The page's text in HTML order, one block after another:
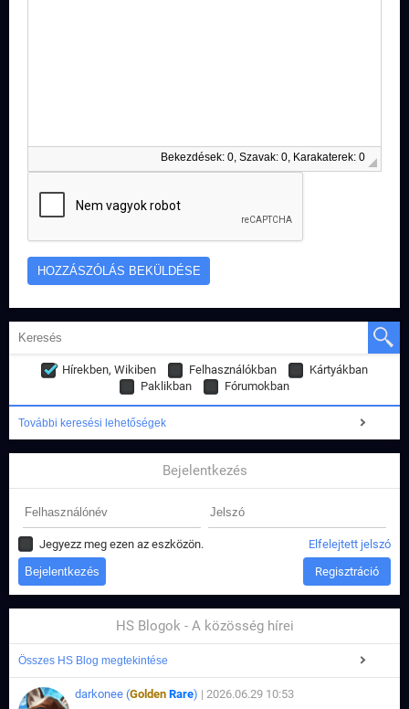
Bekezdések: 0, Szavak: 0, Karakaterek: 0
Hírekben, Wikiben Felhasználókban
Kártyákban
Paklikban
Fórumokban
További keresési lehetőségek
Bejelentkezés
Jegyezz meg ezen az eszközön. Elfelejtett jelszó
Regisztráció
HS Blogok - A közösség hírei
Összes HS Blog megtekintése
darkonee (Golden Rare) | 2026.06.29 10:53